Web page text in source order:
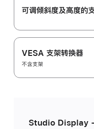
可调倾斜度及高‍度的
VESA 支架转换器
不含支架
Studio Display -